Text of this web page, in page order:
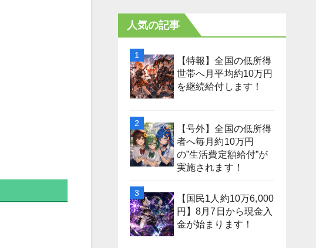
人気の記事
【特報】全国の低所得
世帯へ月平均約10万円
を継続給付します！
【号外】全国の低所得
者へ毎月約10万円
の”生活費定額給付”が
実施されます！
【国民1人約10万6,000
円】8月7日から現金入
金が始まります！